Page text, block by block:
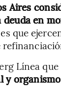
Aires
en
que
Línea
y